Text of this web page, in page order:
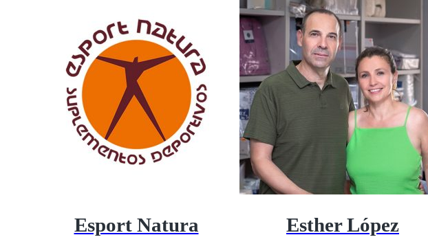
Esport Natura Esther López